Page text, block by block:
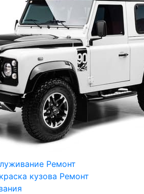
Ремонт
кузова Ремонт